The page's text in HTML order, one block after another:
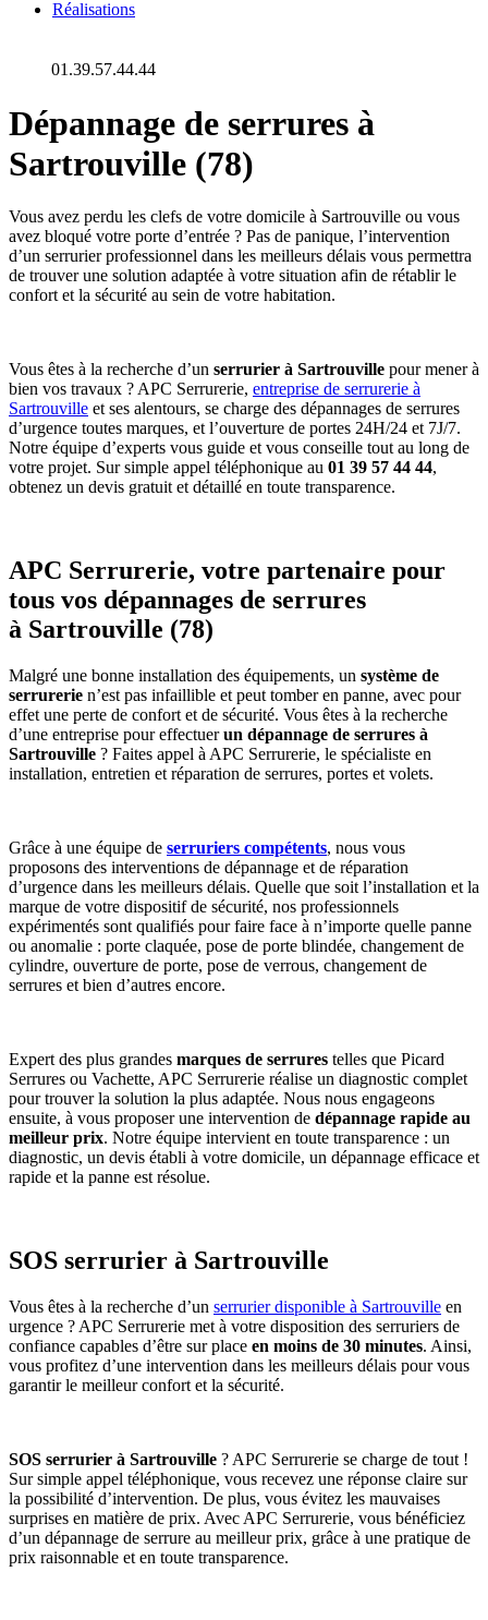
Réalisations
01.39.57.44.44
Dépannage de serrures à
Sartrouville (78)
Vous avez perdu les clefs de votre domicile à Sartrouville ou vous
avez bloqué votre porte d’entrée ? Pas de panique, l’intervention
d’un serrurier professionnel dans les meilleurs délais vous permettra
de trouver une solution adaptée à votre situation afin de rétablir le
confort et la sécurité au sein de votre habitation.
Vous êtes à la recherche d’un serrurier à Sartrouville pour mener à
bien vos travaux ? APC Serrurerie, entreprise de serrurerie à
Sartrouville et ses alentours, se charge des dépannages de serrures
d’urgence toutes marques, et l’ouverture de portes 24H/24 et 7J/7.
Notre équipe d’experts vous guide et vous conseille tout au long de
votre projet. Sur simple appel téléphonique au 01 39 57 44 44,
obtenez un devis gratuit et détaillé en toute transparence.
APC Serrurerie, votre partenaire pour
tous vos dépannages de serrures
à Sartrouville (78)
Malgré une bonne installation des équipements, un système de
serrurerie n’est pas infaillible et peut tomber en panne, avec pour
effet une perte de confort et de sécurité. Vous êtes à la recherche
d’une entreprise pour effectuerun dépannage de serrures à
Sartrouville ? Faites appel à APC Serrurerie, le spécialiste en
installation, entretien et réparation de serrures, portes et volets.
Grâce à une équipe de serruriers compétents, nous vous
proposons des interventions de dépannage et de réparation
d’urgence dans les meilleurs délais. Quelle que soit l’installation et la
marque de votre dispositif de sécurité, nos professionnels
expérimentés sont qualifiés pour faire face à n’importe quelle panne
ou anomalie : porte claquée, pose de porte blindée, changement de
cylindre, ouverture de porte, pose de verrous, changement de
serrures et bien d’autres encore.
Expert des plus grandes marques de serrures telles que Picard
Serrures ou Vachette, APC Serrurerie réalise un diagnostic complet
pour trouver la solution la plus adaptée. Nous nous engageons
ensuite, à vous proposer une intervention de dépannage rapide au
meilleur prix. Notre équipe intervient en toute transparence : un
diagnostic, un devis établi à votre domicile, un dépannage efficace et
rapide et la panne est résolue.
SOS serrurier à Sartrouville
Vous êtes à la recherche d’un serrurier disponible à Sartrouville en
urgence ? APC Serrurerie met à votre disposition des serruriers de
confiance capables d’être sur place en moins de 30 minutes. Ainsi,
vous profitez d’une intervention dans les meilleurs délais pour vous
garantir le meilleur confort et la sécurité.
SOS serrurier à Sartrouville ? APC Serrurerie se charge de tout !
Sur simple appel téléphonique, vous recevez une réponse claire sur
la possibilité d’intervention. De plus, vous évitez les mauvaises
surprises en matière de prix. Avec APC Serrurerie, vous bénéficiez
d’un dépannage de serrure au meilleur prix, grâce à une pratique de
prix raisonnable et en toute transparence.